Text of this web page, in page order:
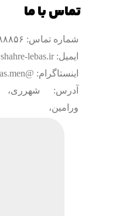
تماس با ما
شماره تماس: ۰۹۹۰۹۰۸۸۸۵۶
ایمیل: info@shahre-lebas.ir
اینستاگرام: @shahrelebas.men
آدرس: شهرری،
ورامین،